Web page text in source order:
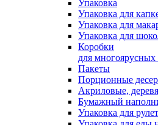
Упаковка
Упаковка для
Упаковка для
Упаковка для
Коробки
для
Пакеты
Порционные
Акриловые,
Бумажный
Упаковка для